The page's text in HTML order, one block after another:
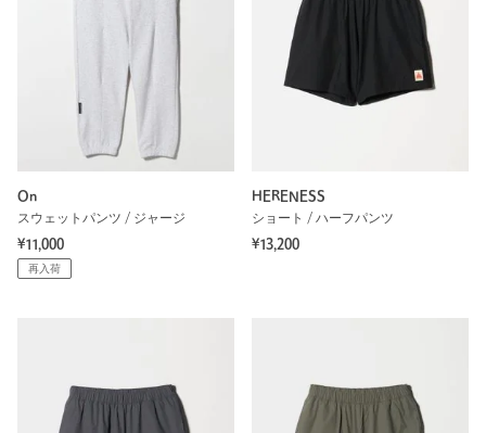
On
スウェットパンツ / ジャージ
¥11,000
再入荷
HERENESS
ショート / ハーフパンツ
¥13,200